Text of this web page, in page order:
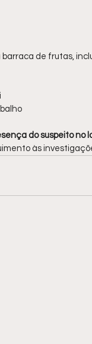
de frutas,
do suspeito no
às